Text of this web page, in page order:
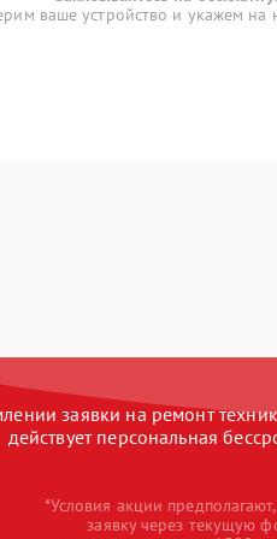
ваше устройство и укажем на
заявки на ремонт
действует персональная
*Условия акции
заявку через текущую